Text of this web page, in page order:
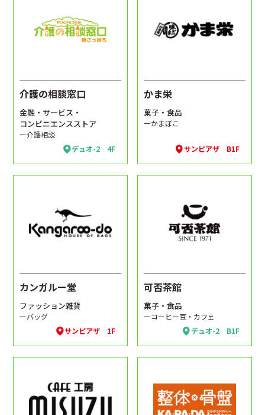
介護の相談窓口
金融・サービス・
コンビニエンスストア
ー介護相談
デュオ-2 4F
かま栄
菓子・食品
ーかまぼこ
サンピアザ B1F
カンガルー堂
ファッション雑貨
ーバッグ
サンピアザ 1F
可否茶館
菓子・食品
ーコーヒー豆・カフェ
デュオ-2 B1F